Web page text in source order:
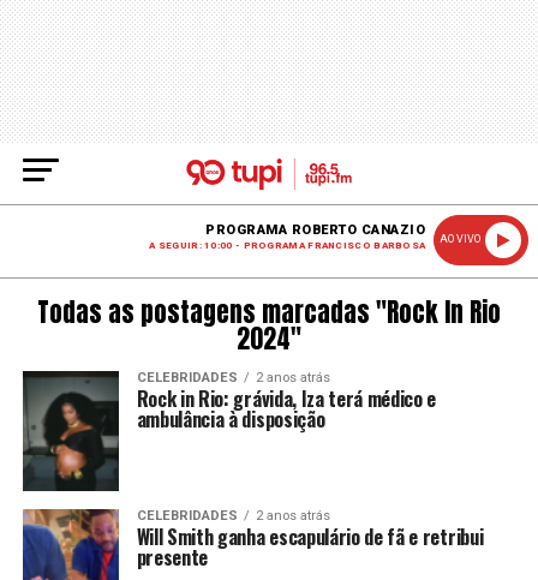
PROGRAMA ROBERTO CANAZIO
A SEGUIR: 10:00 - PROGRAMA FRANCISCO BARBOSA
AO VIVO
Todas as postagens marcadas "Rock In Rio
2024"
CELEBRIDADES 2 anos atrás
Rock in Rio: grávida, Iza terá médico e
ambulância à disposição
CELEBRIDADES 2 anos atrás
Will Smith ganha escapulário de fã e retribui
presente